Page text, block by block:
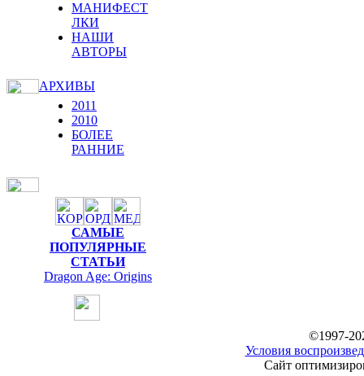
МАНИФЕСТ
ЛКИ
НАШИ
АВТОРЫ
АРХИВЫ
2011
2010
БОЛЕЕ
РАННИЕ
САМЫЕ
ПОПУЛЯРНЫЕ
СТАТЬИ
Dragon Age: Origins
©1997-
Условия
Сайт